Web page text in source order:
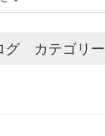
グ カテゴリー